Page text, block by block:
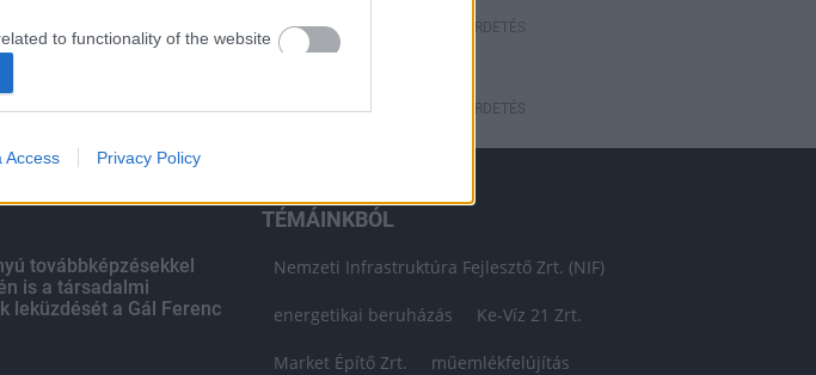
to functionality of the website
to personalization.
to security, including
Access Privacy Policy
HIRDETÉS
HIRDETÉS
továbbképzésekkel
is a társadalmi
leküzdését a Gál Ferenc
TÉMÁINKBÓL
Nemzeti Infrastruktúra Fejlesztő Zrt. (NIF)
energetikai beruházás Ke-Víz 21 Zrt.
Market Építő Zrt. műemlékfelújítás